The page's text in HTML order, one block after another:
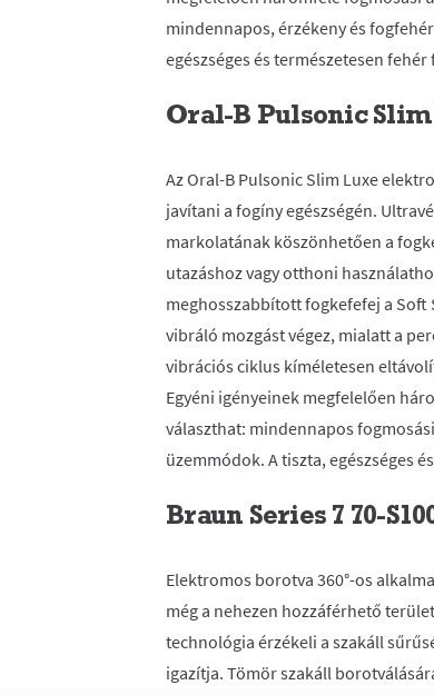
mindennapos, érzékeny és
egészséges és természetesen
Oral-B Pulsonic
Az Oral-B Pulsonic Slim Luxe
javítani a fogíny egészségén.
markolatának köszönhetően a
utazáshoz vagy otthoni
meghosszabbított fogkefefej a
vibráló mozgást végez, mialatt a
vibrációs ciklus kíméletesen
Egyéni igényeinek megfelelően
választhat: mindennapos
üzemmódok. A tiszta, egészséges
Braun Series 7 70-
Elektromos borotva 360°-os
még a nehezen hozzáférhető
technológia érzékeli a szakáll
igazítja. Tömör szakáll